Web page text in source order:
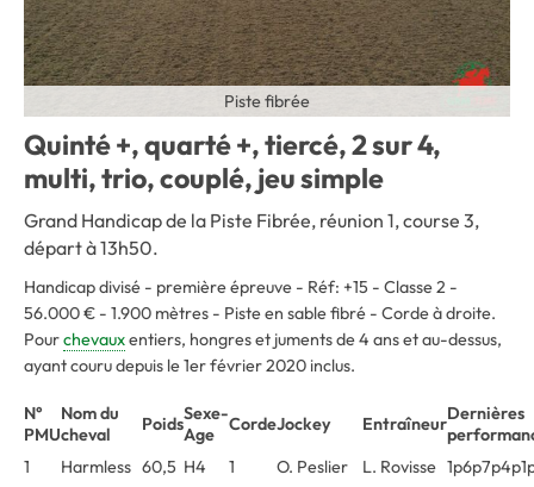
Piste fibrée
Quinté +, quarté +, tiercé, 2 sur 4,
multi, trio, couplé, jeu simple
Grand Handicap de la Piste Fibrée, réunion 1, course 3,
départ à 13h50.
Handicap divisé - première épreuve - Réf: +15 - Classe 2 -
56.000 € - 1.900 mètres - Piste en sable fibré - Corde à droite.
Pourchevauxentiers, hongres et juments de 4 ans et au-dessus,
ayant couru depuis le 1er février 2020 inclus.
N°
PMU
Nom du
cheval
PoidsSexe-
Age
CordeJockey EntraîneurDernières
1
Harmless 60,5 H4 1 O. Peslier L. Rovisse